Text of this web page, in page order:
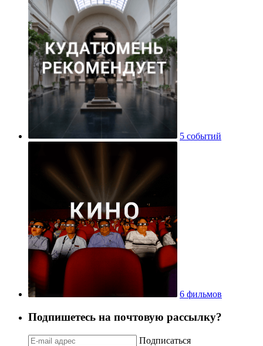
5 событий
6 фильмов
Подпишетесь на почтовую рассылку?
Подписаться